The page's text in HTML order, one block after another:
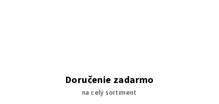
Doručenie zadarmo
na celý sortiment